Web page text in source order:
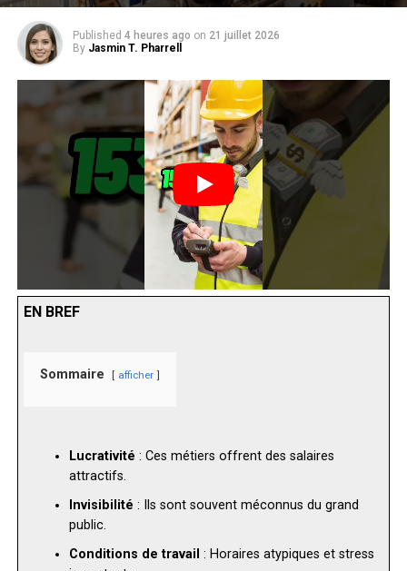
Published 4 heures ago on 21 juillet 2026
By Jasmin T. Pharrell
EN BREF
Sommaire afficher
Lucrativité : Ces métiers offrent des salaires
attractifs.
Invisibilité : Ils sont souvent méconnus du grand
public.
Conditions de travail : Horaires atypiques et stress